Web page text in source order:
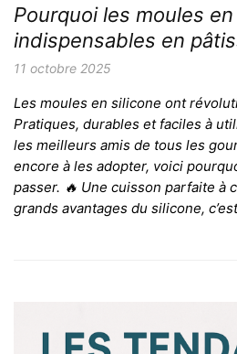
Pourquoi les moules
indispensables en
11 octobre 2025
Les moules en silicone ont
Pratiques, durables et faciles à
les meilleurs amis de tous les
encore à les adopter, voici
passer. 🔥 Une cuisson parfaite à
grands avantages du silicone,